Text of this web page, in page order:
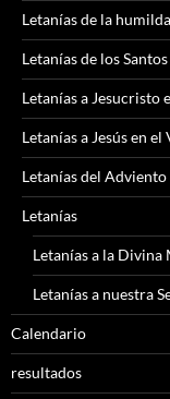
Letanías de la
Letanías de los Santos
Letanías a Jesucristo
Letanías a Jesús en
Letanías del Adviento
Letanías
Letanías a la
Letanías a nuestra
Calendario
resultados